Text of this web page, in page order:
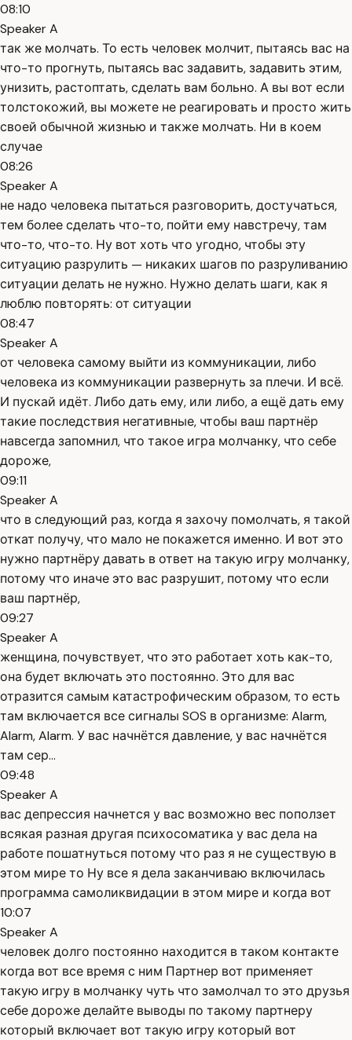
08:10
Speaker A
так же молчать. То есть человек молчит, пытаясь вас на
что-то прогнуть, пытаясь вас задавить, задавить этим,
унизить, растоптать, сделать вам больно. А вы вот если
толстокожий, вы можете не реагировать и просто жить
своей обычной жизнью и также молчать. Ни в коем
случае
08:26
Speaker A
не надо человека пытаться разговорить, достучаться,
тем более сделать что-то, пойти ему навстречу, там
что-то, что-то. Ну вот хоть что угодно, чтобы эту
ситуацию разрулить — никаких шагов по разруливанию
ситуации делать не нужно. Нужно делать шаги, как я
люблю повторять: от ситуации
08:47
Speaker A
от человека самому выйти из коммуникации, либо
человека из коммуникации развернуть за плечи. И всё.
И пускай идёт. Либо дать ему, или либо, а ещё дать ему
такие последствия негативные, чтобы ваш партнёр
навсегда запомнил, что такое игра молчанку, что себе
дороже,
09:11
Speaker A
что в следующий раз, когда я захочу помолчать, я такой
откат получу, что мало не покажется именно. И вот это
нужно партнёру давать в ответ на такую игру молчанку,
потому что иначе это вас разрушит, потому что если
ваш партнёр,
09:27
Speaker A
женщина, почувствует, что это работает хоть как-то,
она будет включать это постоянно. Это для вас
отразится самым катастрофическим образом, то есть
там включается все сигналы SOS в организме: Alarm,
Alarm, Alarm. У вас начнётся давление, у вас начнётся
там сер...
09:48
Speaker A
вас депрессия начнется у вас возможно вес поползет
всякая разная другая психосоматика у вас дела на
работе пошатнуться потому что раз я не существую в
этом мире то Ну все я дела заканчиваю включилась
программа самоликвидации в этом мире и когда вот
10:07
Speaker A
человек долго постоянно находится в таком контакте
когда вот все время с ним Партнер вот применяет
такую игру в молчанку чуть что замолчал то это друзья
себе дороже делайте выводы по такому партнеру
который включает вот такую игру который вот